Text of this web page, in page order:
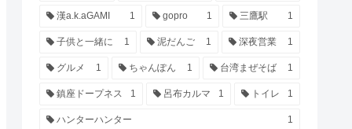
漢a.k.aGAMI 1 gopro 1 三鷹駅 1
子供と一緒に 1 泥だんご 1 深夜営業 1
グルメ 1 ちゃんぽん 1 台湾まぜそば 1
鎮座ドープネス 1 呂布カルマ 1 トイレ 1
ハンターハンター 1